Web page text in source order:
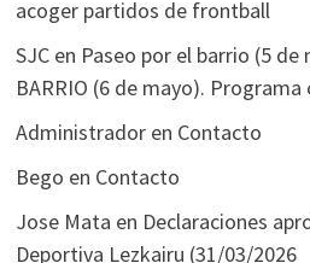
acoger partidos de frontball
SJCen Paseo por el barrio (5 de
BARRIO (6 de mayo).
Administradoren Contacto
Bego en Contacto
Jose Mata en Declaraciones
Deportiva Lezkairu (31/03/2026